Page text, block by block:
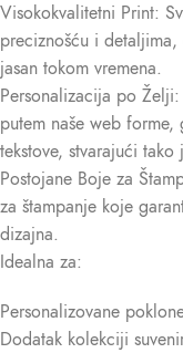
Visokokvalitetni Print:
preciznošću i
jasan tokom vremena.
Personalizacija po
putem naše web
tekstove, stvarajući
Postojane Boje za
za štampanje koje
dizajna.
Idealna za:
Personalizovane
Dodatak kolekciji